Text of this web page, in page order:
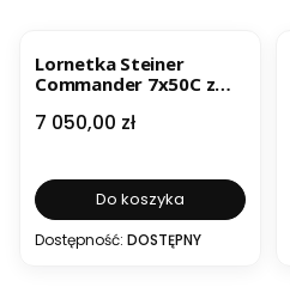
Lornetka Steiner
Commander 7x50C z
Cena
7 050,00 zł
Do koszyka
Dostępność: DOSTĘPNY